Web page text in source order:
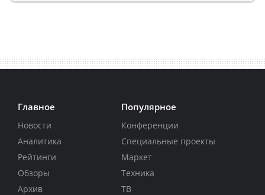
Главное
Новости
Аналитика
Рейтинги
Обзоры
Архив
Популярное
Конференции
Специальные проекты
Маркет
Техника
ТВ